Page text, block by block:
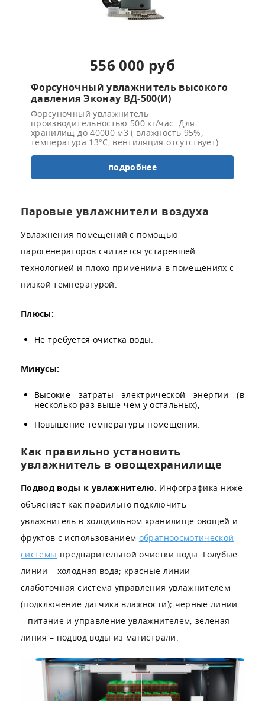
556 000 руб
Форсуночный увлажнитель высокого
давления Эконау ВД-500(И)
Форсуночный увлажнитель
производительностью 500 кг/час. Для
хранилищ до 40000 м3 ( влажность 95%,
температура 13°С, вентиляция отсутствует).
подробнее
Паровые увлажнители воздуха
Увлажнения помещений с помощью
парогенераторов считается устаревшей
технологией и плохо применима в помещениях с
низкой температурой.
Плюсы:
Не требуется очистка воды.
Минусы:
Высокие затраты электрической энергии (в
несколько раз выше чем у остальных);
Повышение температуры помещения.
Как правильно установить
увлажнитель в овощехранилище
Подвод воды к увлажнителю. Инфографика ниже
объясняет как правильно подключить
увлажнитель в холодильном хранилище овощей и
фруктов с использованием обратноосмотической
системы предварительной очистки воды. Голубые
линии – холодная вода; красные линии –
слаботочная система управления увлажнителем
(подключение датчика влажности); черные линии
– питание и управление увлажнителем; зеленая
линия – подвод воды из магистрали.